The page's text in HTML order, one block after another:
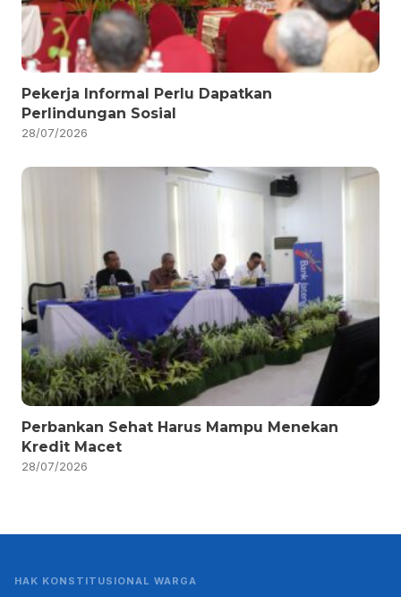
Pekerja Informal Perlu Dapatkan
Perlindungan Sosial
28/07/2026
Perbankan Sehat Harus Mampu Menekan
Kredit Macet
28/07/2026
HAK KONSTITUSIONAL WARGA